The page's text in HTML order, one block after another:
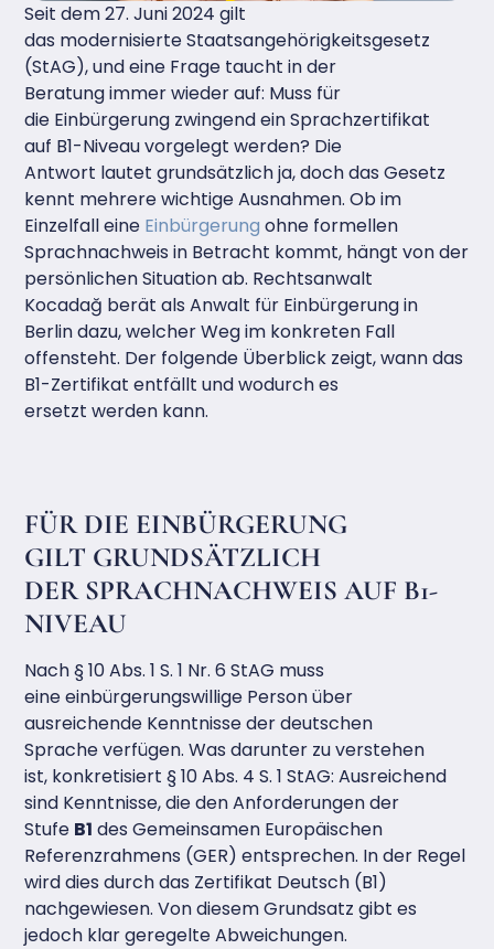
Seit dem 27. Juni 2024 gilt
das modernisierte Staatsangehörigkeitsgesetz
(StAG), und eine Frage taucht in der
Beratung immer wieder auf: Muss für
die Einbürgerung zwingend ein Sprachzertifikat
auf B1-Niveau vorgelegt werden? Die
Antwort lautet grundsätzlich ja, doch das Gesetz
kennt mehrere wichtige Ausnahmen. Ob im
Einzelfall eine Einbürgerung ohne formellen
Sprachnachweis in Betracht kommt, hängt von der
persönlichen Situation ab. Rechtsanwalt
Kocadağ berät als Anwalt für Einbürgerung in
Berlin dazu, welcher Weg im konkreten Fall
offensteht. Der folgende Überblick zeigt, wann das
B1-Zertifikat entfällt und wodurch es
ersetzt werden kann.
FÜR DIE EINBÜRGERUNG
GILT GRUNDSÄTZLICH
DER SPRACHNACHWEIS AUF B1-
NIVEAU
Nach § 10 Abs. 1 S. 1 Nr. 6 StAG muss
eine einbürgerungswillige Person über
ausreichende Kenntnisse der deutschen
Sprache verfügen. Was darunter zu verstehen
ist, konkretisiert § 10 Abs. 4 S. 1 StAG: Ausreichend
sind Kenntnisse, die den Anforderungen der
Stufe B1 des Gemeinsamen Europäischen
Referenzrahmens (GER) entsprechen. In der Regel
wird dies durch das Zertifikat Deutsch (B1)
nachgewiesen. Von diesem Grundsatz gibt es
jedoch klar geregelte Abweichungen.